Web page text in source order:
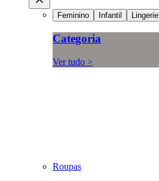
Feminino Infantil Lingerie
Categoria
Ver tudo >
Roupas